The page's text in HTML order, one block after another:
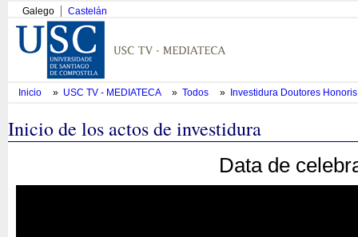
Galego Castelán
Inicio » USC TV - MEDIATECA » Todos » Investidura Doutores
Inicio de los actos de investidura
Data de